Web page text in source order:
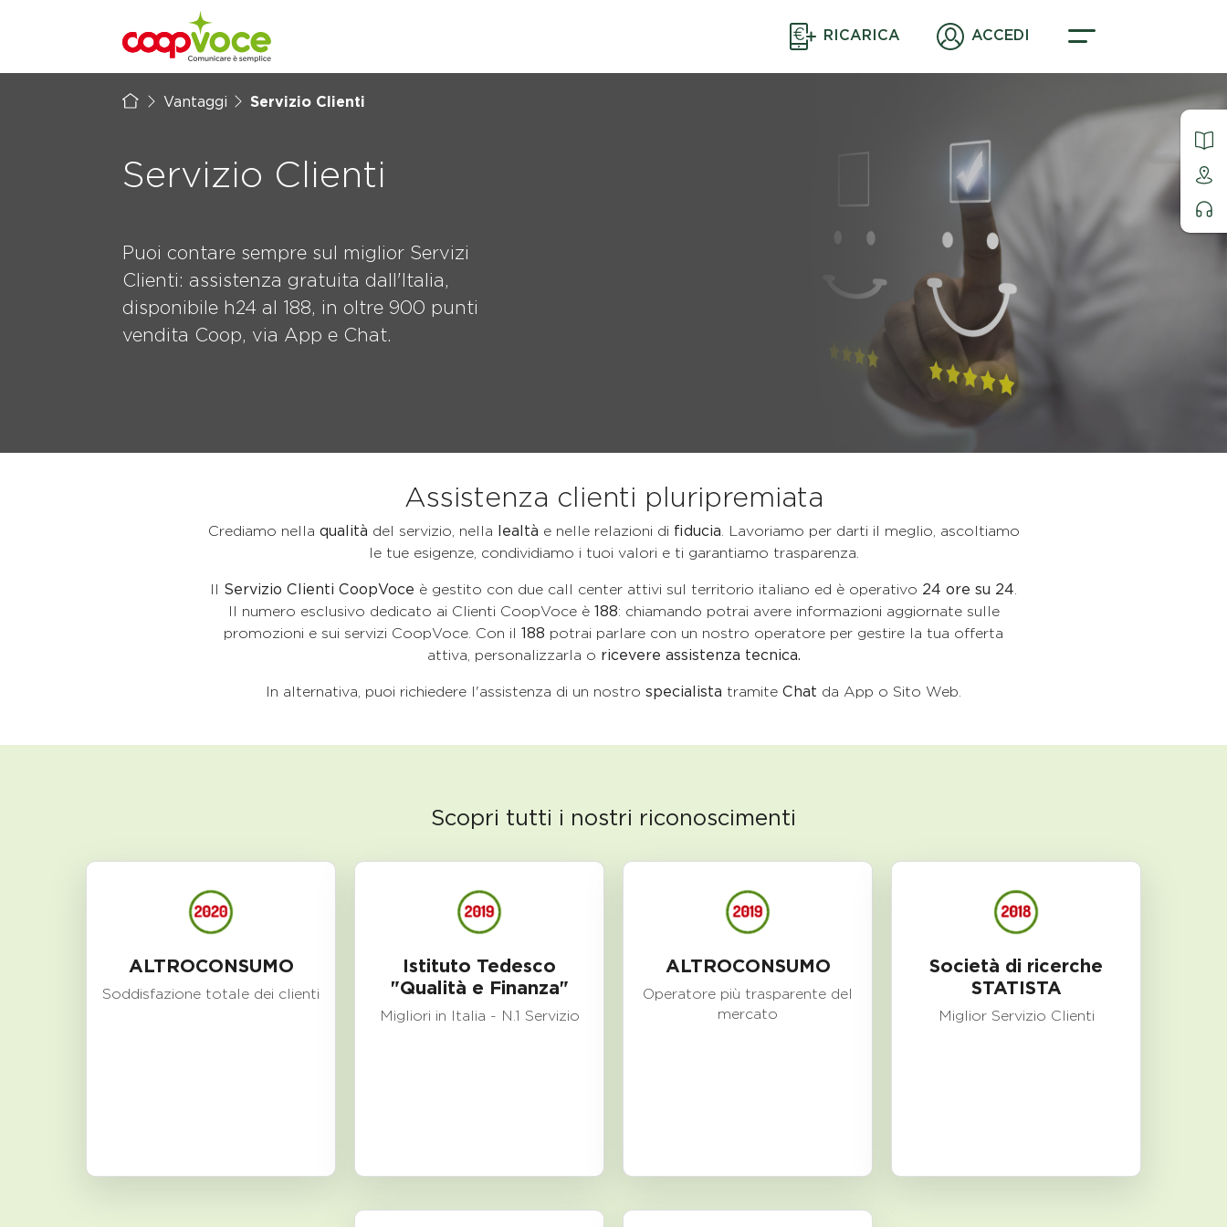
RICARICA
ACCEDI
Vantaggi Servizio Clienti
Servizio Clienti
Puoi contare sempre sul miglior Servizi
Clienti: assistenza gratuita dall'Italia,
disponibile h24 al 188, in oltre 900 punti
vendita Coop, via App e Chat.
Assistenza clienti pluripremiata
Crediamo nella qualità del servizio, nella lealtà e nelle relazioni di fiducia. Lavoriamo per darti il meglio, ascoltiamo
le tue esigenze, condividiamo i tuoi valori e ti garantiamo trasparenza.
Il Servizio Clienti CoopVoce è gestito con due call center attivi sul territorio italiano ed è operativo 24 ore su 24.
Il numero esclusivo dedicato ai Clienti CoopVoce è 188: chiamando potrai avere informazioni aggiornate sulle
promozioni e sui servizi CoopVoce. Con il 188 potrai parlare con un nostro operatore per gestire la tua offerta
attiva, personalizzarla o ricevere assistenza tecnica.
In alternativa, puoi richiedere l'assistenza di un nostro specialista tramite Chat da App o Sito Web.
Scopri tutti i nostri riconoscimenti
ALTROCONSUMO
Soddisfazione totale dei clienti
Istituto Tedesco
"Qualità e Finanza"
Migliori in Italia - N.1 Servizio
ALTROCONSUMO
Operatore più trasparente del
mercato
Società di ricerche
STATISTA
Miglior Servizio Clienti